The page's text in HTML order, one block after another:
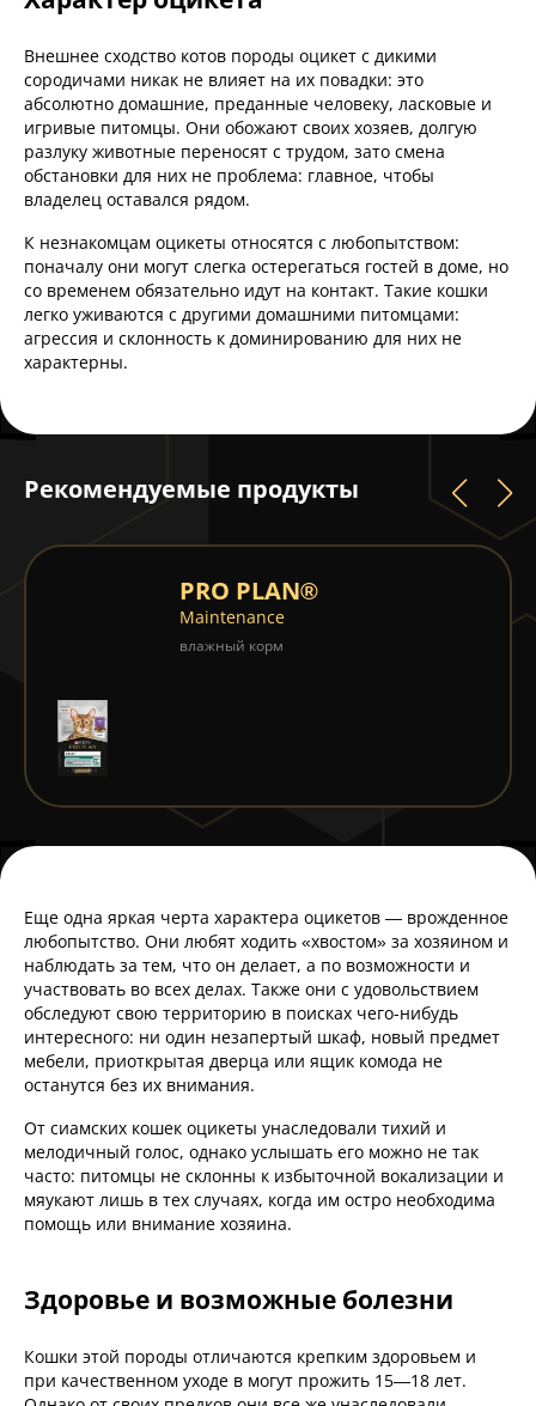
Внешнее сходство котов породы оцикет с дикими
сородичами никак не влияет на их повадки: это
абсолютно домашние, преданные человеку, ласковые и
игривые питомцы. Они обожают своих хозяев, долгую
разлуку животные переносят с трудом, зато смена
обстановки для них не проблема: главное, чтобы
владелец оставался рядом.
К незнакомцам оцикеты относятся с любопытством:
поначалу они могут слегка остерегаться гостей в доме, но
со временем обязательно идут на контакт. Такие кошки
легко уживаются с другими домашними питомцами:
агрессия и склонность к доминированию для них не
характерны.
Рекомендуемые продукты
PRO PLAN®
Maintenance
влажный корм
Еще одна яркая черта характера оцикетов — врожденное
любопытство. Они любят ходить «хвостом» за хозяином и
наблюдать за тем, что он делает, а по возможности и
участвовать во всех делах. Также они с удовольствием
обследуют свою территорию в поисках чего-нибудь
интересного: ни один незапертый шкаф, новый предмет
мебели, приоткрытая дверца или ящик комода не
останутся без их внимания.
От сиамских кошек оцикеты унаследовали тихий и
мелодичный голос, однако услышать его можно не так
часто: питомцы не склонны к избыточной вокализации и
мяукают лишь в тех случаях, когда им остро необходима
помощь или внимание хозяина.
Здоровье и возможные болезни
Кошки этой породы отличаются крепким здоровьем и
при качественном уходе в могут прожить 15—18 лет.